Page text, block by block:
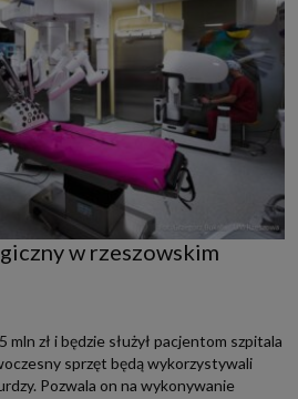
w rzeszowskim
zł i będzie służył pacjentom szpitala
sprzęt będą wykorzystywali
Pozwala on na wykonywanie